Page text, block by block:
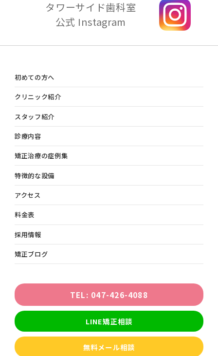
タワーサイド歯科室
公式 Instagram
初めての方へ
クリニック紹介
スタッフ紹介
診療内容
矯正治療の症例集
特徴的な設備
アクセス
料金表
採用情報
矯正ブログ
TEL: 047-426-4088
LINE矯正相談
無料メール相談